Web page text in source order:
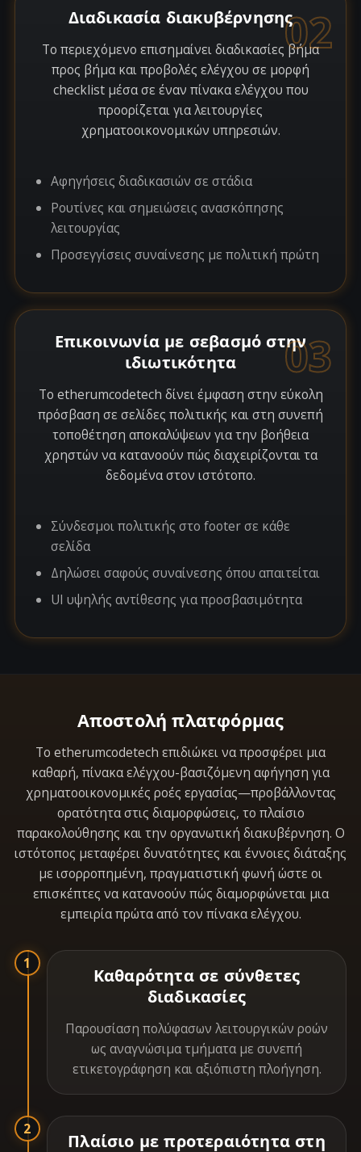
02
Διαδικασία διακυβέρνησης
Το περιεχόμενο επισημαίνει διαδικασίες βήμα
προς βήμα και προβολές ελέγχου σε μορφή
checklist μέσα σε έναν πίνακα ελέγχου που
προορίζεται για λειτουργίες
χρηματοοικονομικών υπηρεσιών.
Αφηγήσεις διαδικασιών σε στάδια
Ρουτίνες και σημειώσεις ανασκόπησης
λειτουργίας
Προσεγγίσεις συναίνεσης με πολιτική πρώτη
03
Επικοινωνία με σεβασμό στην
ιδιωτικότητα
Το etherumcodetech δίνει έμφαση στην εύκολη
πρόσβαση σε σελίδες πολιτικής και στη συνεπή
τοποθέτηση αποκαλύψεων για την βοήθεια
χρηστών να κατανοούν πώς διαχειρίζονται τα
δεδομένα στον ιστότοπο.
Σύνδεσμοι πολιτικής στο footer σε κάθε
σελίδα
Δηλώσει σαφούς συναίνεσης όπου απαιτείται
UI υψηλής αντίθεσης για προσβασιμότητα
Αποστολή πλατφόρμας
Το etherumcodetech επιδιώκει να προσφέρει μια
καθαρή, πίνακα ελέγχου-βασιζόμενη αφήγηση για
χρηματοοικονομικές ροές εργασίας—προβάλλοντας
ορατότητα στις διαμορφώσεις, το πλαίσιο
παρακολούθησης και την οργανωτική διακυβέρνηση. Ο
ιστότοπος μεταφέρει δυνατότητες και έννοιες διάταξης
με ισορροπημένη, πραγματιστική φωνή ώστε οι
επισκέπτες να κατανοούν πώς διαμορφώνεται μια
εμπειρία πρώτα από τον πίνακα ελέγχου.
1
Καθαρότητα σε σύνθετες
διαδικασίες
Παρουσίαση πολύφασων λειτουργικών ροών
ως αναγνώσιμα τμήματα με συνεπή
ετικετογράφηση και αξιόπιστη πλοήγηση.
2
Πλαίσιο με προτεραιότητα στη